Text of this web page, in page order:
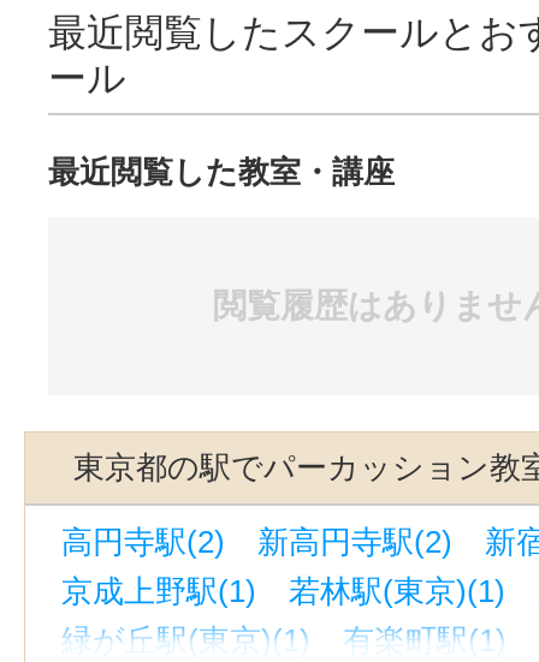
最近閲覧したスクールとお
ール
最近閲覧した教室・講座
閲覧履歴はありませ
東京都の駅でパーカッション教
高円寺駅(2) 新高円寺駅(2)
新
京成上野駅(1)
若林駅(東京)(1)
緑が丘駅(東京)(1)
有楽町駅(1)